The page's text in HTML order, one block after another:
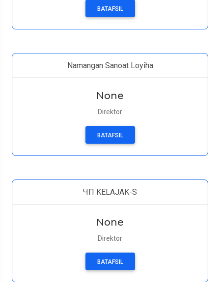
BATAFSIL
Namangan Sanoat Loyiha
None
Direktor
BATAFSIL
ЧП KELAJAK-S
None
Direktor
BATAFSIL